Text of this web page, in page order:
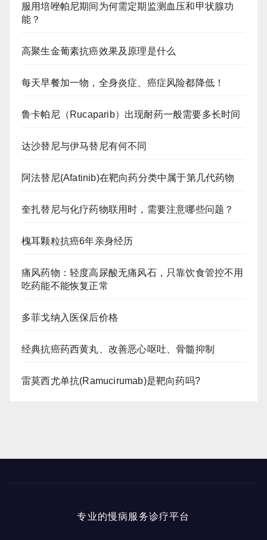
服用培唑帕尼期间为何需定期监测血压和甲状腺功
能？
高聚生金葡素抗癌效果及原理是什么
每天早餐加一物，全身炎症、癌症风险都降低！
鲁卡帕尼（Rucaparib）出现耐药一般需要多长时间
达沙替尼与伊马替尼有何不同
阿法替尼(Afatinib)在靶向药分类中属于第几代药物
奎扎替尼与化疗药物联用时，需要注意哪些问题？
槐耳颗粒抗癌6年亲身经历
痛风药物：轻度高尿酸无痛风石，只靠饮食管控不用
吃药能不能恢复正常
多菲戈纳入医保后价格
经典抗癌药西黄丸、改善恶心呕吐、骨髓抑制
雷莫西尤单抗(Ramucirumab)是靶向药吗?
专业的慢病服务诊疗平台